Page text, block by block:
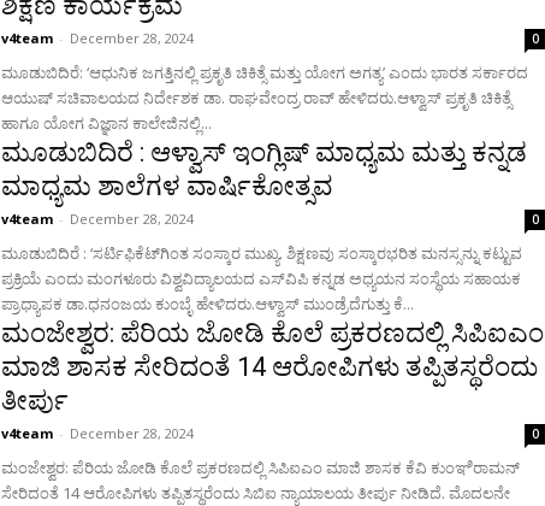
v4team - December 28, 2024 0
ಮೂಡುಬಿದಿರೆ: ‘ಆಧುನಿಕ ಜಗತ್ತಿನಲ್ಲಿ ಪ್ರಕೃತಿ ಚಿಕಿತ್ಸೆ ಮತ್ತು ಯೋಗ ಅಗತ್ಯ’ ಎಂದು ಭಾರತ ಸರ್ಕಾರದ
ಆಯುಷ್ ಸಚಿವಾಲಯದ ನಿರ್ದೇಶಕ ಡಾ. ರಾಘವೇಂದ್ರ ರಾವ್ ಹೇಳಿದರು.ಆಳ್ವಾಸ್ ಪ್ರಕೃತಿ ಚಿಕಿತ್ಸೆ
ಹಾಗೂ ಯೋಗ ವಿಜ್ಞಾನ ಕಾಲೇಜಿನಲ್ಲಿ...
ಮೂಡುಬಿದಿರೆ : ಆಳ್ವಾಸ್ ಇಂಗ್ಲಿಷ್ ಮಾಧ್ಯಮ ಮತ್ತು ಕನ್ನಡ
ಮಾಧ್ಯಮ ಶಾಲೆಗಳ ವಾರ್ಷಿಕೋತ್ಸವ
v4team - December 28, 2024 0
ಮೂಡುಬಿದಿರೆ : ‘ಸರ್ಟಿಫಿಕೆಟ್‌ಗಿಂತ ಸಂಸ್ಕಾರ ಮುಖ್ಯ. ಶಿಕ್ಷಣವು ಸಂಸ್ಕಾರಭರಿತ ಮನಸ್ಸನ್ನು ಕಟ್ಟುವ
ಪ್ರಕ್ರಿಯೆ ಎಂದು ಮಂಗಳೂರು ವಿಶ್ವವಿದ್ಯಾಲಯದ ಎಸ್‌ವಿಪಿ ಕನ್ನಡ ಅಧ್ಯಯನ ಸಂಸ್ಥೆಯ ಸಹಾಯಕ
ಪ್ರಾಧ್ಯಾಪಕ ಡಾ.ಧನಂಜಯ ಕುಂಬ್ಳೆ ಹೇಳಿದರು.ಆಳ್ವಾಸ್ ಮುಂಡ್ರೆದೆಗುತ್ತು ಕೆ...
ಮಂಜೇಶ್ವರ: ಪೆರಿಯ ಜೋಡಿ ಕೊಲೆ ಪ್ರಕರಣದಲ್ಲಿ ಸಿಪಿಐಎಂ
ಮಾಜಿ ಶಾಸಕ ಸೇರಿದಂತೆ 14 ಆರೋಪಿಗಳು ತಪ್ಪಿತಸ್ಥರೆಂದು
ತೀರ್ಪು
v4team - December 28, 2024 0
ಮಂಜೇಶ್ವರ: ಪೆರಿಯ ಜೋಡಿ ಕೊಲೆ ಪ್ರಕರಣದಲ್ಲಿ ಸಿಪಿಐಎಂ ಮಾಜಿ ಶಾಸಕ ಕೆವಿ ಕುಂಞಿರಾಮನ್
ಸೇರಿದಂತೆ 14 ಆರೋಪಿಗಳು ತಪ್ಪಿತಸ್ಥರೆಂದು ಸಿಬಿಐ ನ್ಯಾಯಾಲಯ ತೀರ್ಪು ನೀಡಿದೆ. ಮೊದಲನೇ